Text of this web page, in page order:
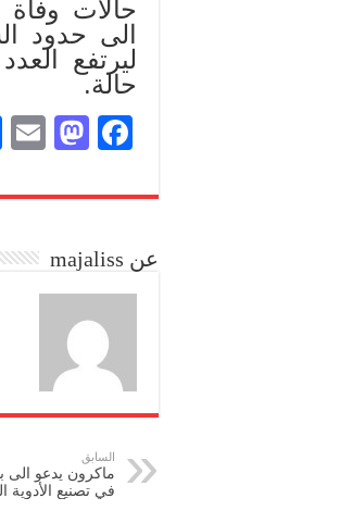
الى حدود
حالة.
Fa
bo
M
to
n
عن majaliss
السابق
ماكرون يدعو الى
في تصنيع الأدوية